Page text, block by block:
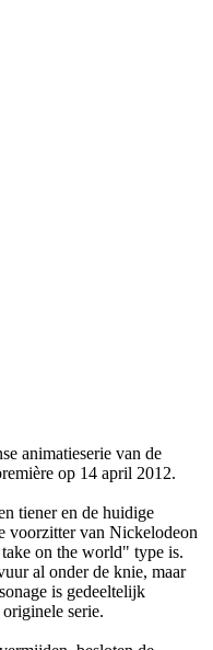
animatieserie van de
op 14 april 2012.
tiener en de huidige
voorzitter van Nickelodeon
on the world" type is.
al onder de knie, maar
is gedeeltelijk
serie.